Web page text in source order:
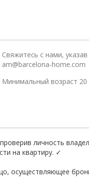
Свяжитесь с нами,
am@barcelona-home.com
Минимальный возраст 20
личность
на квартиру. ✓
осуществляющее